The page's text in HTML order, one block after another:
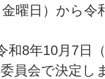
曜日）から令
和8年10月7日
員会で決定し